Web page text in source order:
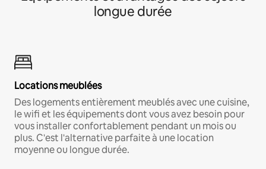
longue durée
Locations meublées
Des logements entièrement meublés avec une cuisine,
le wifi et les équipements dont vous avez besoin pour
vous installer confortablement pendant un mois ou
plus. C'est l'alternative parfaite à une location
moyenne ou longue durée.